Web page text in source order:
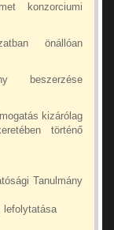
konzorciumi
önállóan
beszerzése
kizárólag
történő
Tanulmány
lefolytatása